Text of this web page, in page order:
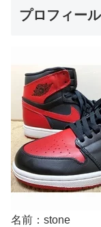
プロフィール
名前：stone